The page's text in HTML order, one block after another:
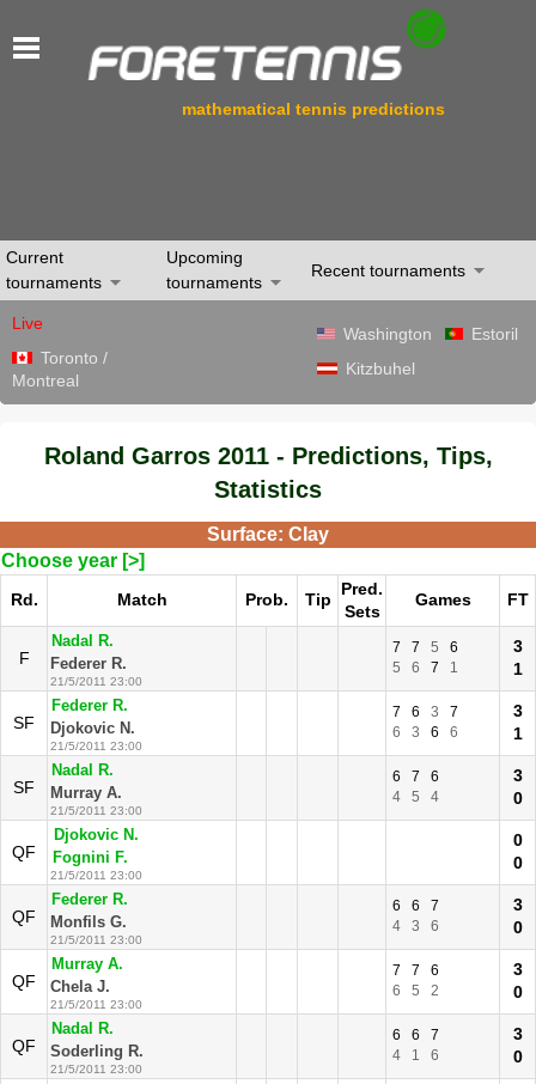
mathematical tennis predictions
Current
tournaments
Upcoming
tournaments
Recent tournaments
Live
Toronto /
Montreal
Washington
Estoril
Kitzbuhel
Roland Garros 2011 - Predictions, Tips,
Statistics
Surface: Clay
Choose year [>]
Rd. Match Prob. Tip
Pred.
Sets
Games FT
F
Nadal R.
Federer R.
21/5/2011 23:00
7 7 5
6
5
6 7 1
3
1
SF
Federer R.
Djokovic N.
21/5/2011 23:00
7 6 3
7
6
3 6 6
3
1
SF
Nadal R.
Murray A.
21/5/2011 23:00
6 7
6
4
5 4
3
0
QF
Djokovic N.
Fognini F.
21/5/2011 23:00
0
0
QF
Federer R.
Monfils G.
21/5/2011 23:00
6 6
7
4
3 6
3
0
QF
Murray A.
Chela J.
21/5/2011 23:00
7 7
6
6
5 2
3
0
QF
Nadal R.
Soderling R.
21/5/2011 23:00
6 6
7
4
1 6
3
0